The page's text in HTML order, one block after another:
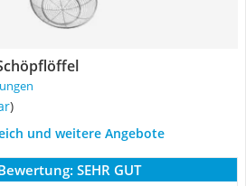
)
und weitere Angebote
SEHR GUT